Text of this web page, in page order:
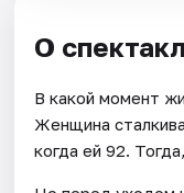
О
В какой момент
Женщина
когда ей 92.